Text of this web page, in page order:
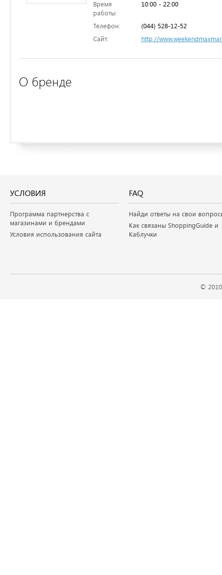
Время
работы:
10:00 - 22:00
Телефон:
(044) 528-12-52
Сайт:
http://
О бренде
УСЛОВИЯ
Программа партнерства с
магазинами и брендами
Условия использования сайта
FAQ
Найди ответы на свои
Как связаны ShoppingGuide и
Каблучки
©